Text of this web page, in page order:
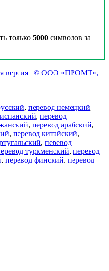
только 5000 символов за
версия | © ООО «ПРОМТ»,
, перевод немецкий,
, перевод
, перевод арабский,
, перевод китайский,
, перевод
туркменский, перевод
, перевод финский, перевод